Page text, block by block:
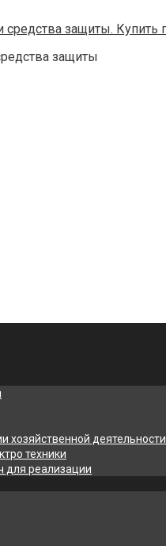
защиты
хозяйственной деятельности
техники
для реализации